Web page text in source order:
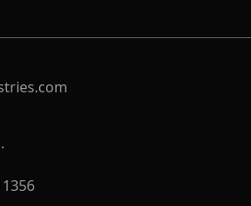
contact/#:~:text=Fax